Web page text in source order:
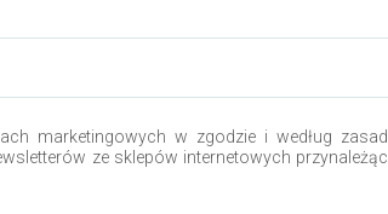
marketingowych w zgodzie i według
ze sklepów internetowych